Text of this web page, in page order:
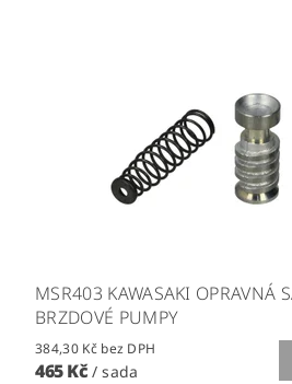
MSR403 KAWASAKI OPRAVNÁ
BRZDOVÉ PUMPY
384,30 Kč bez DPH
465 Kč / sada